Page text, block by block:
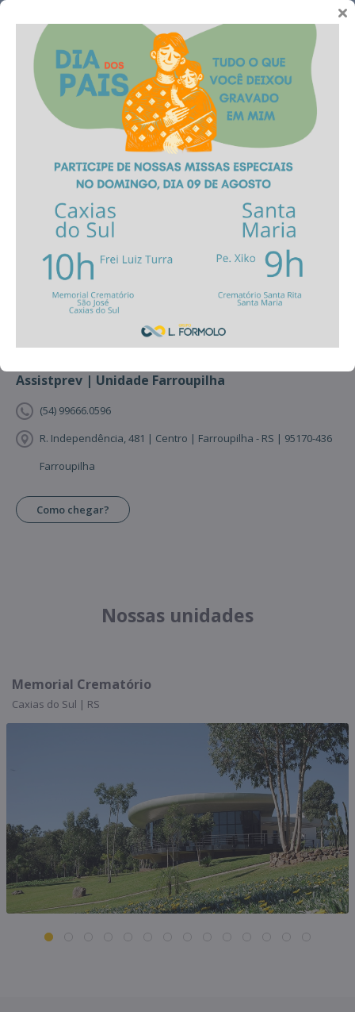
Telefones
Assistprev | Unidade
Farroupilha
Sobre
Assistprev | Unidade Farroupilha
(54) 99666.0596
R. Independência, 481 | Centro | Farroupilha - RS | 95170-436
Farroupilha
Como chegar?
Nossas unidades
Memorial Crematório
Caxias do Sul | RS